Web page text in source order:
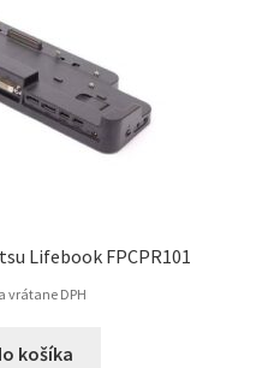
Lifebook FPCPR101
vrátane DPH
košíka